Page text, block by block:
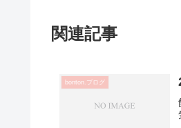
関連記事
bonton.ブログ